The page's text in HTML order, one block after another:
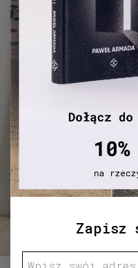
Zapisz